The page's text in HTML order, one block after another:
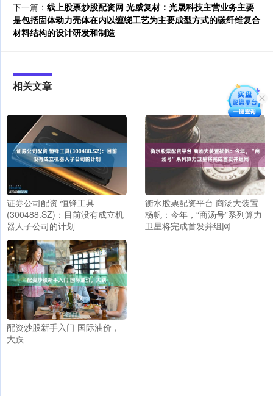
下一篇： 线上股票炒股配资网 光威复材：光晟科技主营业务主要
是包括固体动力壳体在内以缠绕工艺为主要成型方式的碳纤维复合
材料结构的设计研发和制造
相关文章
证券公司配资 恒锋工具
(300488.SZ)：目前没有成立机
器人子公司的计划
衡水股票配资平台 商汤大装置
杨帆：今年，“商汤号”系列算力
卫星将完成首发并组网
配资炒股新手入门 国际油价，
大跌